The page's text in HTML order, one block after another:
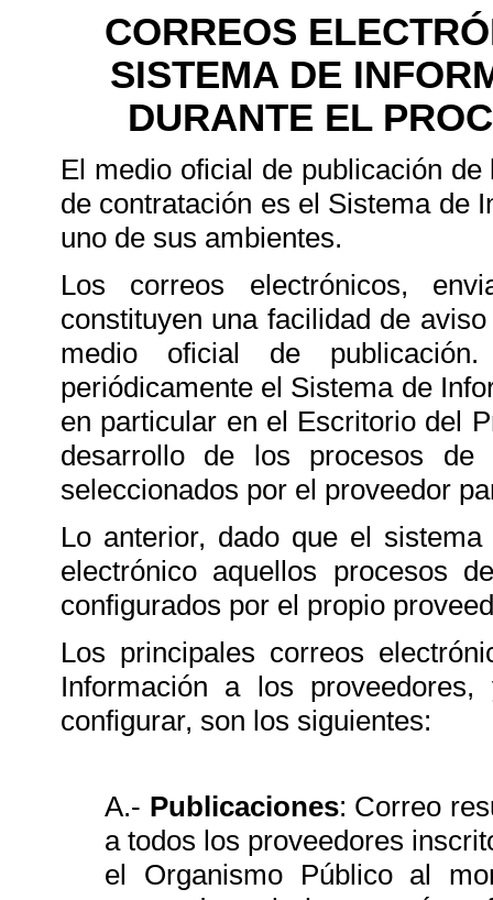
CORREOS
SISTEMA DE
DURANTE EL
El medio oficial de publicación
de contratación es el Sistema de
uno de sus ambientes.
Los correos electrónicos,
constituyen una facilidad de
medio oficial de
periódicamente el Sistema de
en particular en el Escritorio del
desarrollo de los procesos de
seleccionados por el proveedor
Lo anterior, dado que el
electrónico aquellos procesos
configurados por el propio
Los principales correos
Información a los
configurar, son los siguientes:
A.- Publicaciones: Correo
a todos los proveedores
el Organismo Público al